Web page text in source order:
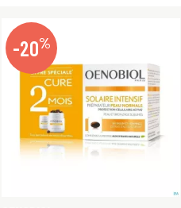
-20%